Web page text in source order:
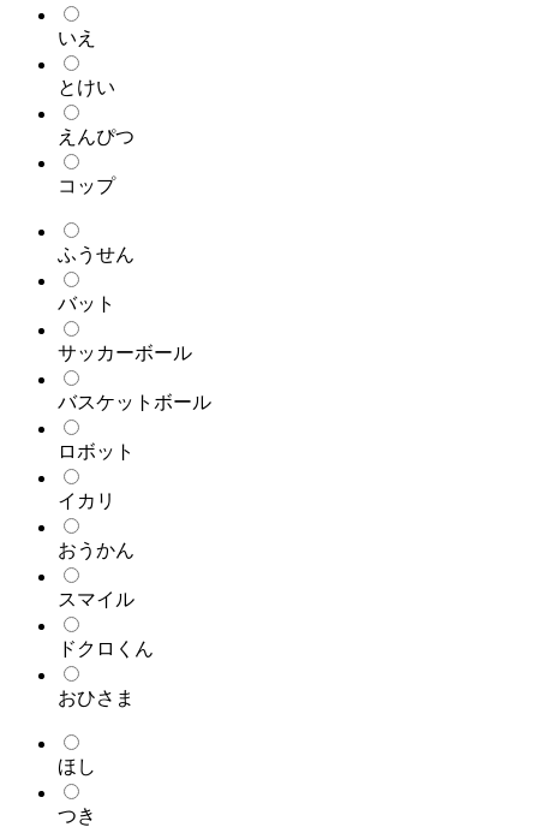
いえ
とけい
えんぴつ
コップ
ふうせん
バット
サッカーボール
バスケットボール
ロボット
イカリ
おうかん
スマイル
ドクロくん
おひさま
ほし
つき